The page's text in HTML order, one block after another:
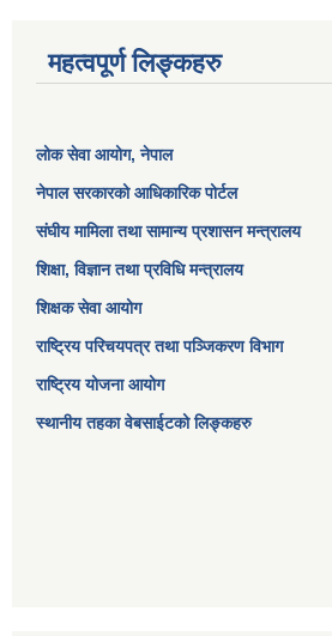
महत्वपूर्ण लिङ्कहरु
लोक सेवा आयोग, नेपाल
नेपाल सरकारको आधिकारिक पोर्टल
संघीय मामिला तथा सामान्य प्रशासन मन्त्रालय
शिक्षा, विज्ञान तथा प्रविधि मन्त्रालय
शिक्षक सेवा आयोग
राष्ट्रिय परिचयपत्र तथा पञ्जिकरण विभाग
राष्ट्रिय योजना आयोग
स्थानीय तहका वेबसाईटको लिङ्कहरु